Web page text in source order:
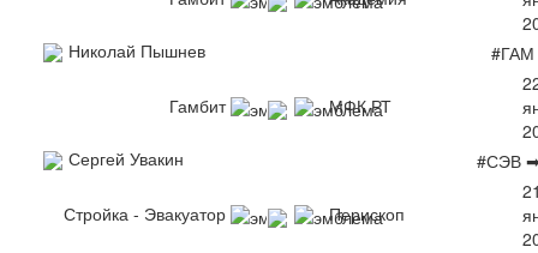
Николай Пышнев
Гамбит МФК РТ
Сергей Увакин
#СЭВ
Стройка - Эвакуатор Перископ